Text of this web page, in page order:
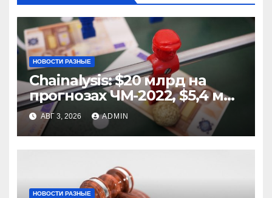
НОВОСТИ РАЗНЫЕ
Chainalysis: $20 млрд на
прогнозах ЧМ-2022, $5,4 млн
из них незаконные
АВГ 3, 2026 ADMIN
НОВОСТИ РАЗНЫЕ